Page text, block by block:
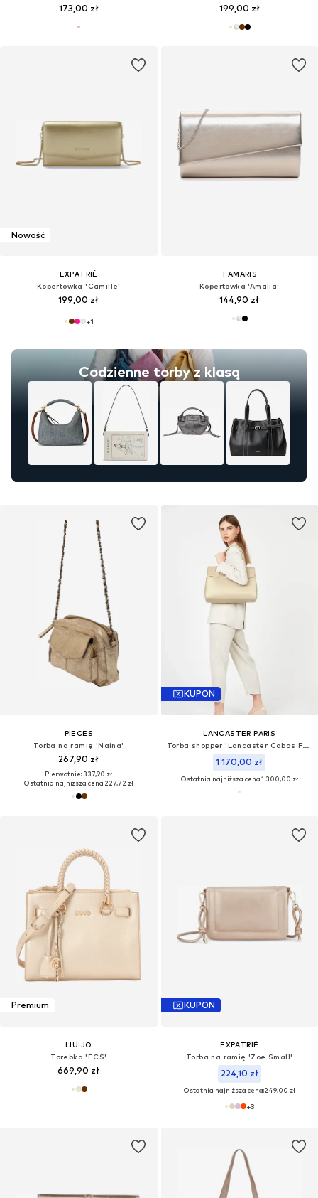
173,00 zł 199,00 zł
Nowość
EXPATRIÉ
Kopertówka 'Camille'
199,00 zł
+1
Codzienne torby z klasą
TAMARIS
Kopertówka 'Amalia'
144,90 zł
PIECES
Torba na ramię 'Naina'
267,90 zł
Pierwotnie: 337,90 zł
Ostatnia najniższa cena:227,72 zł
KUPON
LANCASTER PARIS
Torba shopper 'Lancaster Cabas Foulonné Milano XL Champagne'
1 170,00 zł
Ostatnia najniższa cena:1 300,00 zł
Premium
LIU JO
Torebka 'ECS'
669,90 zł
KUPON
EXPATRIÉ
Torba na ramię 'Zoe Small'
224,10 zł
Ostatnia najniższa cena:249,00 zł
+3